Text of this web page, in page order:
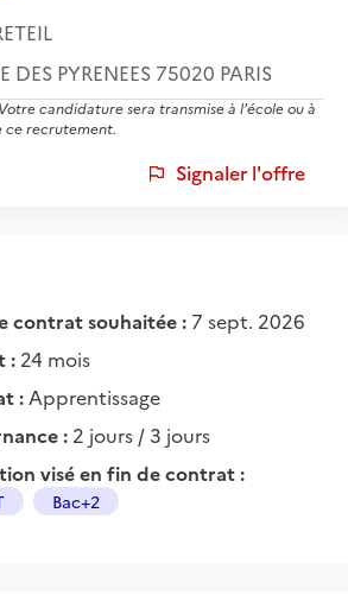
DES PYRENEES 75020 PARIS
candidature sera transmise à l'école ou à
ce recrutement.
Signaler l'offre
contrat souhaitée : 7 sept. 2026
: 24 mois
: Apprentissage
: 2 jours / 3 jours
visé en fin de contrat :
Bac+2